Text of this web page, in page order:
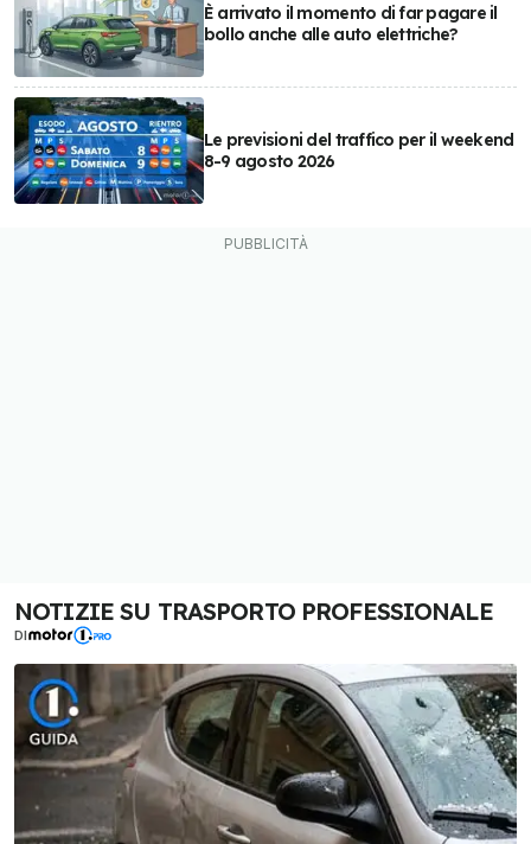
È arrivato il momento di far pagare il
bollo anche alle auto elettriche?
Le previsioni del traffico per il weekend
8-9 agosto 2026
NOTIZIE SU TRASPORTO PROFESSIONALE
DI